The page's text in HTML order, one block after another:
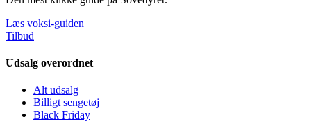
Læs voksi-guiden
Tilbud
Udsalg overordnet
Alt udsalg
Billigt sengetøj
Black Friday